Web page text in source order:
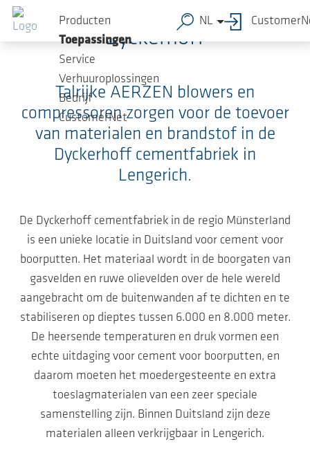
Ga naar de hoofdinhoud
Producten
Toepassingen
Service
Verhuuroplossingen
Bedrijf
CustomerNet
NL
Dyckerhoff
Talrijke AERZEN blowers en
compressoren zorgen voor de toevoer
van materialen en brandstof in de
Dyckerhoff cementfabriek in
Lengerich.
De Dyckerhoff cementfabriek in de regio Münsterland
is een unieke locatie in Duitsland voor cement voor
boorputten. Het materiaal wordt in de boorgaten van
gasvelden en ruwe olievelden over de hele wereld
aangebracht om de buitenwanden af te dichten en te
stabiliseren op dieptes tussen 6.000 en 8.000 meter.
De heersende temperaturen en druk vormen een
echte uitdaging voor cement voor boorputten, en
daarom moeten het moedergesteente en extra
toeslagmaterialen van een zeer speciale
samenstelling zijn. Binnen Duitsland zijn deze
materialen alleen verkrijgbaar in Lengerich.